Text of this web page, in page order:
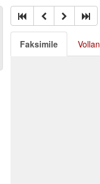
Faksimile